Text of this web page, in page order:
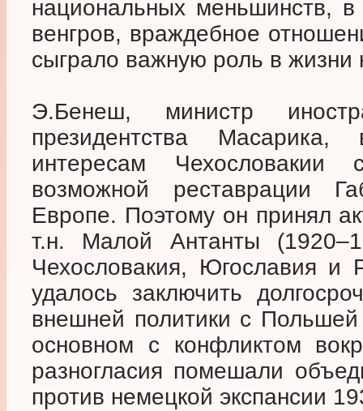
национальных меньшинств,
венгров, враждебное
сыграло важную роль в жизни
Э.Бенеш, министр
президентства
интересам
возможной реставрации
Европе. Поэтому он принял
т.н. Малой Антанты
Чехословакия, Югославия и
удалось заключить
внешней политики с
основном с конфликтом
разногласия помешали
против немецкой экспансии